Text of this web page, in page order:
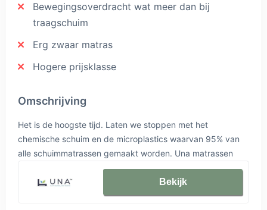
Bewegingsoverdracht wat meer dan bij
traagschuim
Erg zwaar matras
Hogere prijsklasse
Omschrijving
Het is de hoogste tijd. Laten we stoppen met het
chemische schuim en de microplastics waarvan 95% van
alle schuimmatrassen gemaakt worden. Una matrassen
bestaan uitsluitend uit de fijnste duurzame bio
gecertificeerde natuurlijke materialen. Handgemaakt
volgens de strengste onafhankelijk gecertificeerde sociale
Bekijk